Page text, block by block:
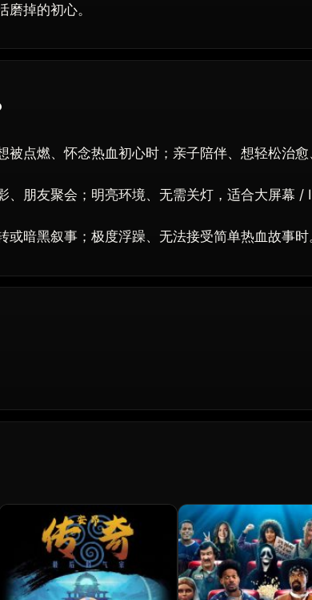
掉的初心。
被点燃、怀念热血初心时；亲子陪伴、想轻松治
、朋友聚会；明亮环境、无需关灯，适合大屏幕 /
暗黑叙事；极度浮躁、无法接受简单热血故事时